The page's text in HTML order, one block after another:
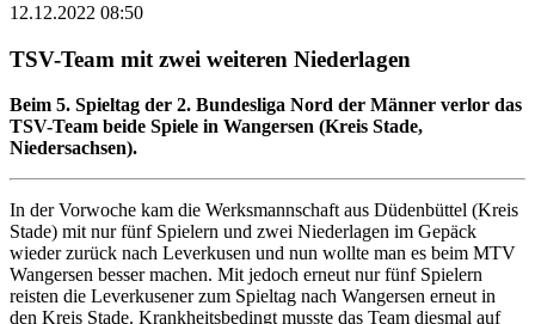
12.12.2022 08:50
TSV-Team mit zwei weiteren Niederlagen
Beim 5. Spieltag der 2. Bundesliga Nord der Männer verlor das
TSV-Team beide Spiele in Wangersen (Kreis Stade,
Niedersachsen).
In der Vorwoche kam die Werksmannschaft aus Düdenbüttel (Kreis
Stade) mit nur fünf Spielern und zwei Niederlagen im Gepäck
wieder zurück nach Leverkusen und nun wollte man es beim MTV
Wangersen besser machen. Mit jedoch erneut nur fünf Spielern
reisten die Leverkusener zum Spieltag nach Wangersen erneut in
den Kreis Stade. Krankheitsbedingt musste das Team diesmal auf